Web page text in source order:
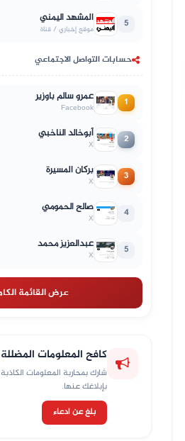
5 المشهد اليمني
موقع إخباري / قناة
حسابات التواصل الاجتماعي
1 عمرو سالم باوزير
Facebook
2 أبوخالد الناخبي
X
3 بركان المسيرة
X
4 صالح الحمومي
X
5 عبدالعزيز محمد
X
عرض القائمة
كافح المعلومات المضللة
شارك بمحاربة المعلومات
بإبلاغك عنها.
بلغ عن ادعاء